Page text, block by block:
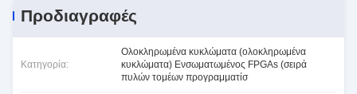
Προδιαγραφές
Κατηγορία:
Ολοκληρωμένα κυκλώματα (ολοκληρωμένα
κυκλώματα) Ενσωματωμένος FPGAs (σειρά
πυλών τομέων προγραμματίσ